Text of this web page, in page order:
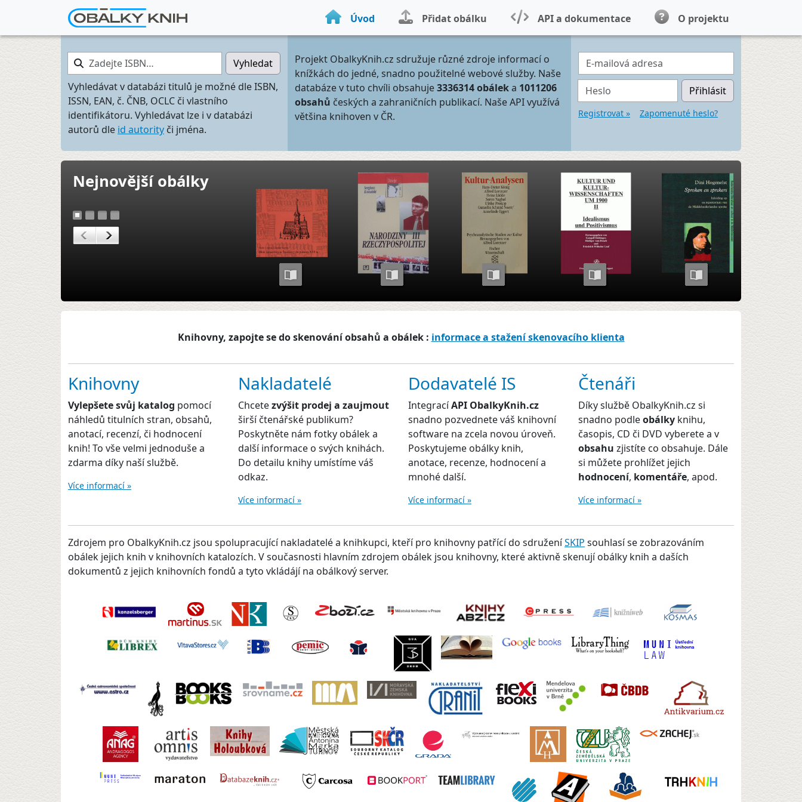
Úvod Přidat obálku API a dokumentace O projektu
Zadejte ISBN…
Vyhledat
Vyhledávat v databázi titulů je možné dle ISBN,
ISSN, EAN, č. ČNB, OCLC či vlastního
identifikátoru. Vyhledávat lze i v databázi
autorů dle id autority či jména.
Projekt ObalkyKnih.cz sdružuje různé zdroje informací o
knížkách do jedné, snadno použitelné webové služby. Naše
databáze v tuto chvíli obsahuje3336314 obáleka 1011206
obsahů českých a zahraničních publikací. Naše API využívá
většina knihoven v ČR.
E-mailová adresa
Heslo Přihlásit
Registrovat » Zapomenuté heslo?
Nejnovější obálky
1 2 3 4
<
>
Knihovny, zapojte se do skenování obsahů a obálek : informace a stažení skenovacího klienta
Knihovny
Vylepšete svůj katalog pomocí
náhledů titulních stran, obsahů,
anotací, recenzí, či hodnocení
knih! To vše velmi jednoduše a
zdarma díky naší službě.
Více informací »
Nakladatelé
Chcetezvýšit prodej a zaujmout
širší čtenářské publikum?
Poskytněte nám fotky obálek a
další informace o svých knihách.
Do detailu knihy umístíme váš
odkaz.
Více informací »
Dodavatelé IS
IntegracíAPI ObalkyKnih.cz
snadno pozvednete váš knihovní
software na zcela novou úroveň.
Poskytujeme obálky knih,
anotace, recenze, hodnocení a
mnohé další.
Více informací »
Čtenáři
Díky službě ObalkyKnih.cz si
snadno podleobálky knihu,
časopis, CD či DVD vyberete a v
obsahu zjistíte co obsahuje. Dále
si můžete prohlížet jejich
hodnocení, komentáře, apod.
Více informací »
Zdrojem pro ObalkyKnih.cz jsou spolupracující nakladatelé a knihkupci, kteří pro knihovny patřící do sdruženíSKIP souhlasí se zobrazováním
obálek jejich knih v knihovních katalozích. V současnosti hlavním zdrojem obálek jsou knihovny, které aktivně skenují obálky knih a daších
dokumentů z jejich knihovních fondů a tyto vkládájí na obálkový server.